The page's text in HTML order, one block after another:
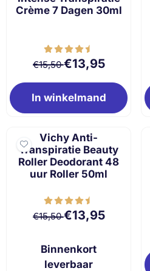
Crème 7 Dagen 30ml
Van 15,50 voor 13,95
€15,50€13,95
In winkelmand
Vichy Anti-
Transpiratie Beauty
Roller Deodorant 48
uur Roller 50ml
Van 15,50 voor 13,95
€15,50€13,95
Binnenkort
leverbaar